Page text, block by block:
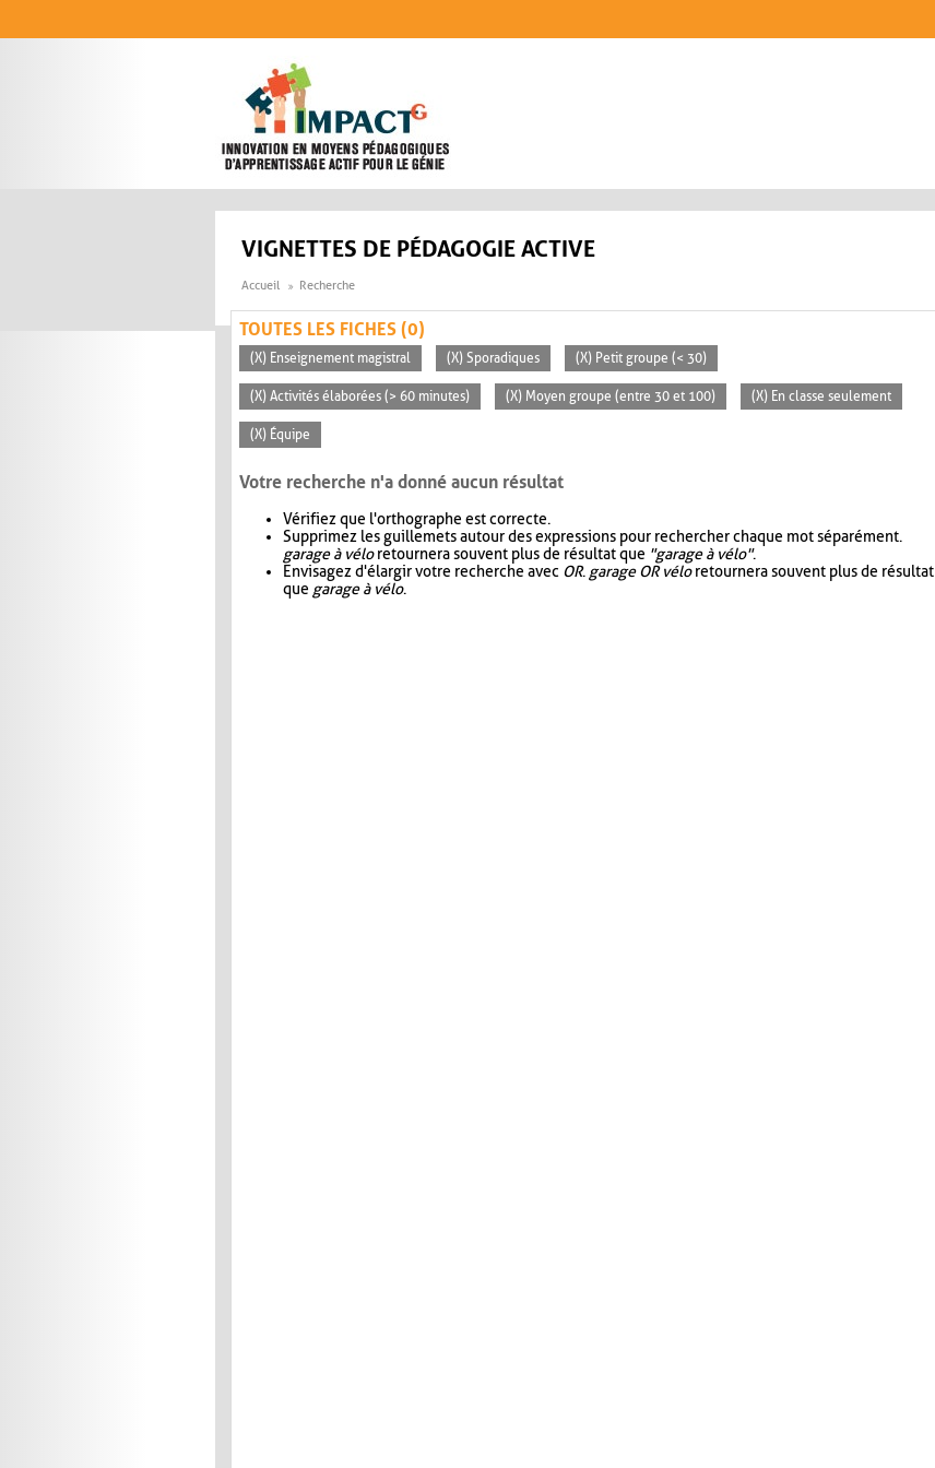
VIGNETTES DE PÉDAGOGIE ACTIVE
Accueil Recherche
TOUTES LES FICHES (0)
(X) Enseignement magistral (X) Sporadiques (X) Petit groupe (< 30)
(X) Activités élaborées (> 60 minutes) (X) Moyen groupe (entre 30 et 100) (X) En classe seulement
(X) Équipe
Votre recherche n'a donné aucun résultat
Vérifiez que l'orthographe est correcte.
Supprimez les guillemets autour des expressions pour rechercher chaque mot séparément.
garage à véloretournera souvent plus de résultat que "garage à vélo".
Envisagez d'élargir votre recherche avec OR. garage OR véloretournera souvent plus de résultat
que garage à vélo.